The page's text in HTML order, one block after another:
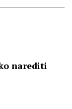
narediti